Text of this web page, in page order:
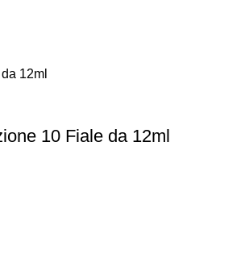
10 Fiale da 12ml